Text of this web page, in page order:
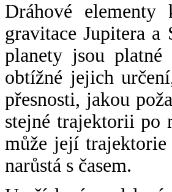
Dráhové elementy
gravitace Jupitera a
planety jsou
obtížné jejich
přesnosti, jakou
stejné trajektorii po
může její trajektorie
narůstá s časem.